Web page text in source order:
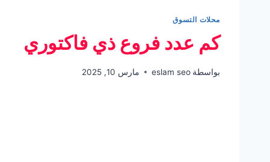
محلات التسوق
كم عدد فروع ذي فاكتوري
بواسطة eslam seo مارس 10, 2025